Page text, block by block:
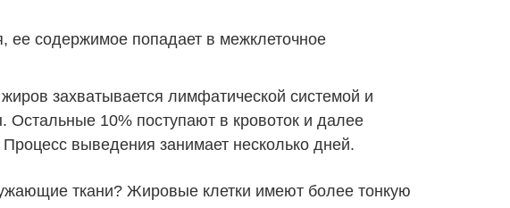
ее содержимое попадает в межклеточное
захватывается лимфатической системой и
10% поступают в кровоток и далее
выведения занимает несколько дней.
ткани? Жировые клетки имеют более тонкую